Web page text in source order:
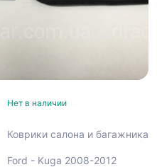
Нет в наличии
Коврики салона и багажника
Ford - Kuga 2008-2012